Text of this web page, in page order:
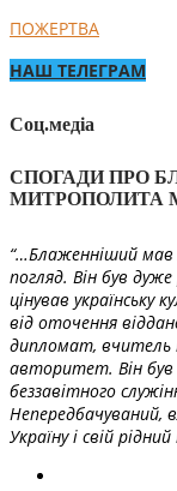
ПОЖЕРТВА
НАШ ТЕЛЕГРАМ
Соц.медіа
СПОГАДИ ПРО
МИТРОПОЛИТА
“…Блаженніший мав
погляд. Він був
цінував українську
від оточення
дипломат, вчитель
авторитет. Він
беззавітного
Непередбачуваний,
Україну і свій